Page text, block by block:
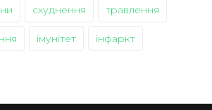
схуднення травлення
імунітет інфаркт